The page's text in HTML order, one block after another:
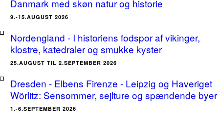
Danmark med skøn natur og historie
9.-15.AUGUST 2026
Nordengland - I historiens fodspor af vikinger,
klostre, katedraler og smukke kyster
25.AUGUST TIL 2.SEPTEMBER 2026
Dresden - Elbens Firenze - Leipzig og Haveriget
Wörlitz: Sensommer, sejlture og spændende byer
1.-6.SEPTEMBER 2026